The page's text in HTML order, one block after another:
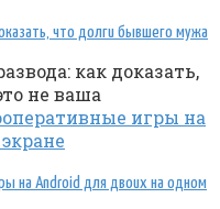
что долги бывшего мужа
как доказать,
не ваша
на Android для двоих на одном